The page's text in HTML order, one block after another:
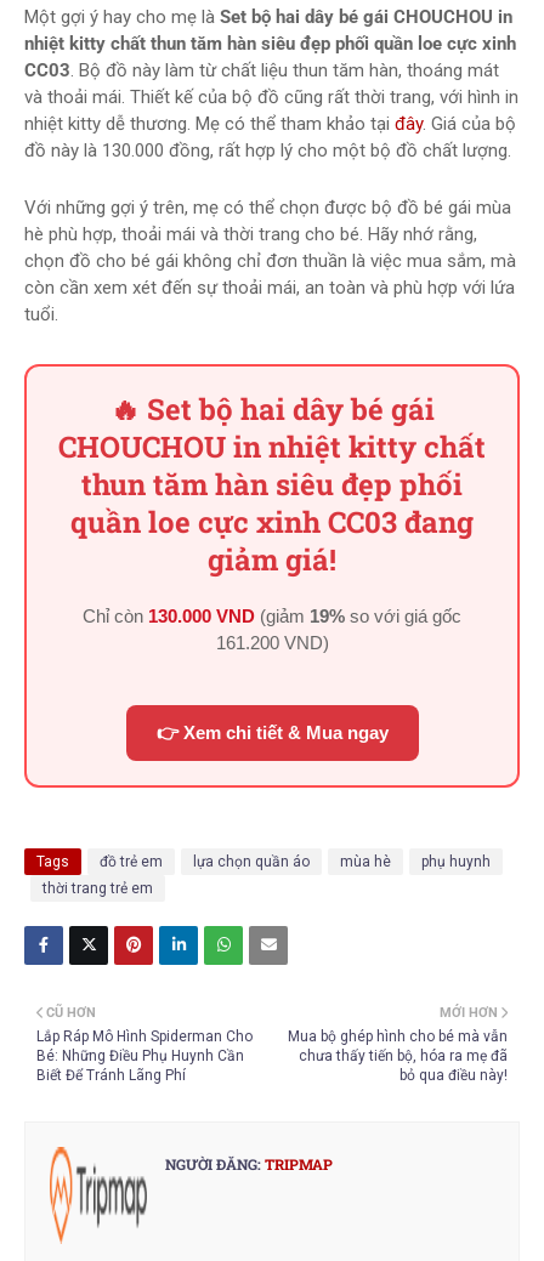
Một gợi ý hay cho mẹ là Set bộ hai dây bé gái CHOUCHOU in
nhiệt kitty chất thun tăm hàn siêu đẹp phối quần loe cực xinh
CC03. Bộ đồ này làm từ chất liệu thun tăm hàn, thoáng mát
và thoải mái. Thiết kế của bộ đồ cũng rất thời trang, với hình in
nhiệt kitty dễ thương. Mẹ có thể tham khảo tại đây. Giá của bộ
đồ này là 130.000 đồng, rất hợp lý cho một bộ đồ chất lượng.
Với những gợi ý trên, mẹ có thể chọn được bộ đồ bé gái mùa
hè phù hợp, thoải mái và thời trang cho bé. Hãy nhớ rằng,
chọn đồ cho bé gái không chỉ đơn thuần là việc mua sắm, mà
còn cần xem xét đến sự thoải mái, an toàn và phù hợp với lứa
tuổi.
🔥 Set bộ hai dây bé gái
CHOUCHOU in nhiệt kitty chất
thun tăm hàn siêu đẹp phối
quần loe cực xinh CC03 đang
giảm giá!
Chỉ còn 130.000 VND (giảm 19% so với giá gốc
161.200 VND)
👉 Xem chi tiết & Mua ngay
Tags đồ trẻ em lựa chọn quần áo mùa hè
phụ huynh
thời trang trẻ em
MỚI HƠN
Mua bộ ghép hình cho bé mà vẫn
chưa thấy tiến bộ, hóa ra mẹ đã
bỏ qua điều này!
CŨ HƠN
Lắp Ráp Mô Hình Spiderman Cho
Bé: Những Điều Phụ Huynh Cần
Biết Để Tránh Lãng Phí
NGƯỜI ĐĂNG:TRIPMAP